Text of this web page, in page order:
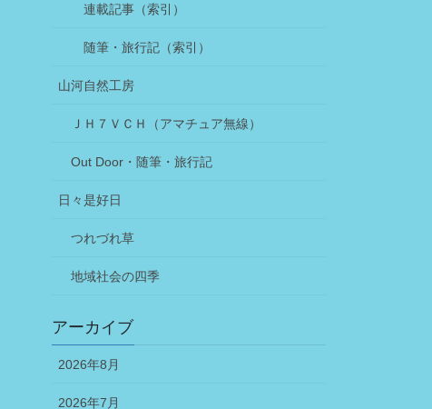
連載記事（索引）
随筆・旅行記（索引）
山河自然工房
ＪＨ７ＶＣＨ（アマチュア無線）
Out Door・随筆・旅行記
日々是好日
つれづれ草
地域社会の四季
アーカイブ
2026年8月
2026年7月